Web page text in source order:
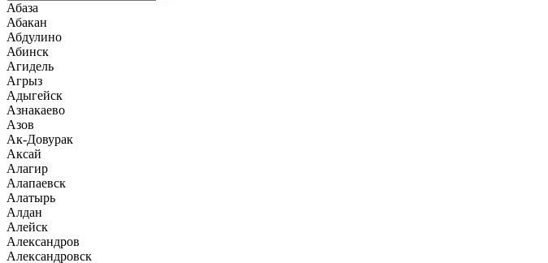
Абаза
Абакан
Абдулино
Абинск
Агидель
Агрыз
Адыгейск
Азнакаево
Азов
Ак-Довурак
Аксай
Алагир
Алапаевск
Алатырь
Алдан
Алейск
Александров
Александровск